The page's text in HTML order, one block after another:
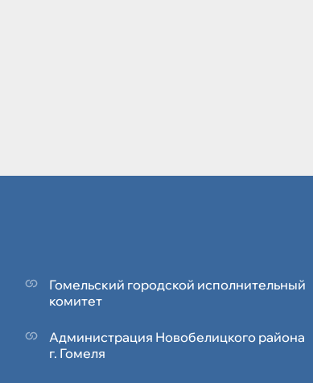
Гомельский городской исполнительный
комитет
Администрация Новобелицкого района
г. Гомеля